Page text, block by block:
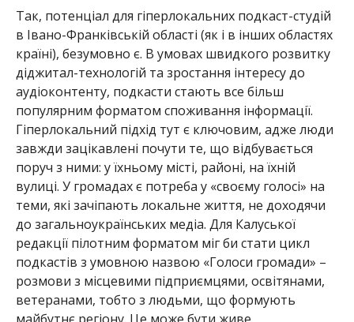
Так, потенціал для гіперлокальних подкаст-студій
в Івано-Франківській області (як і в інших областях
країні), безумовно є. В умовах швидкого розвитку
діджитал-технологій та зростання інтересу до
аудіоконтенту, подкасти стають все більш
популярним форматом споживання інформації.
Гіперлокальний підхід тут є ключовим, адже люди
завжди зацікавлені почути те, що відбувається
поруч з ними: у їхньому місті, районі, на їхній
вулиці. У громадах є потреба у «своєму голосі» на
теми, які зачіпають локальне життя, не доходячи
до загальноукраїнських медіа. Для Калуської
редакції пілотним форматом міг би стати цикл
подкастів з умовною назвою «Голоси громади» –
розмови з місцевими підприємцями, освітянами,
ветеранами, тобто з людьми, що формують
майбутнє регіону. Це може бути живе